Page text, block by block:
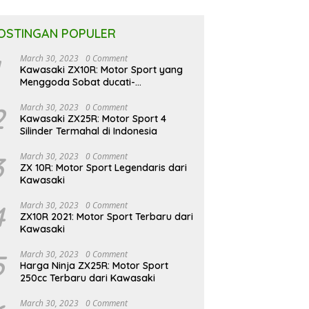
POPULER
March 30, 2023 0 Comment
Kawasaki ZX10R: Motor Sport yang
Menggoda Sobat ducati-
March 30, 2023 0 Comment
Kawasaki ZX25R: Motor Sport 4
Silinder Termahal di Indonesia
March 30, 2023 0 Comment
ZX 10R: Motor Sport Legendaris dari
Kawasaki
March 30, 2023 0 Comment
ZX10R 2021: Motor Sport Terbaru dari
Kawasaki
March 30, 2023 0 Comment
Harga Ninja ZX25R: Motor Sport
250cc Terbaru dari Kawasaki
March 30, 2023 0 Comment